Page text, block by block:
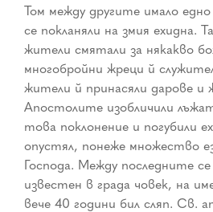
Том между другите имало
се покланяли на змия ехидна.
жители смятали за някакво
многобройни жреци й
жители й принасяли дарове и
Апостолите изобличили
това поклонение и погубили
опустял, понеже множество
Господа. Между последните
известен в града човек, на
вече 40 години бил сляп. Св.